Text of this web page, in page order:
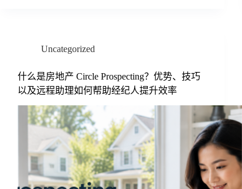
Uncategorized
什么是房地产 Circle Prospecting？优势、技巧
以及远程助理如何帮助经纪人提升效率